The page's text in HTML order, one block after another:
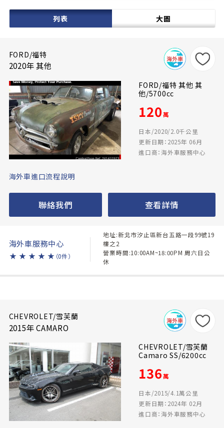
列表 大圖
FORD/福特
2020年 其他
FORD/福特 其他 其
他/5700cc
120萬
日本/2020/2.0千公里
更新日期：2025年 06月
進口商：海外車服務中心
海外車進口流程說明
聯絡我們 查看詳情
海外車服務中心
★ ★ ★ ★ ★ （0件）
地址:新北市汐止區新台五路一段99號19
樓之2
營業時間:10:00AM~18:00PM 周六日公
休
CHEVROLET/雪芙蘭
2015年 CAMARO
CHEVROLET/雪芙蘭
Camaro SS/6200cc
136萬
日本/2015/4.1萬公里
更新日期：2024年 02月
進口商：海外車服務中心